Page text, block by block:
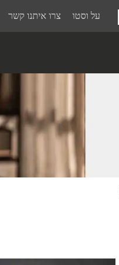
על וסטו צרו איתנו קשר